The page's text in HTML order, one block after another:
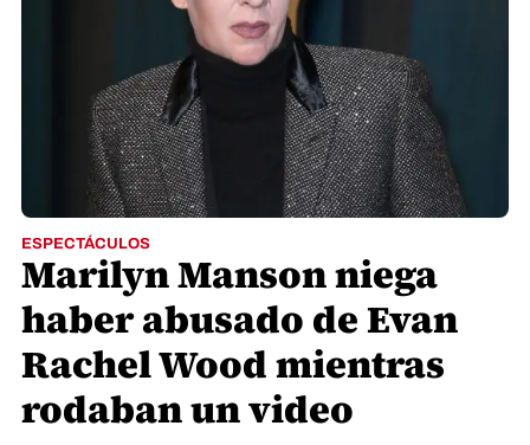
ESPECTÁCULOS
Marilyn Manson niega
haber abusado de Evan
Rachel Wood mientras
rodaban un video